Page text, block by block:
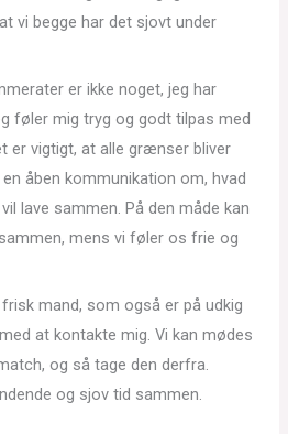
vi begge har det sjovt under
er ikke noget, jeg har
føler mig tryg og godt tilpas med
er vigtigt, at alle grænser bliver
åben kommunikation om, hvad
lave sammen. På den måde kan
mens vi føler os frie og
mand, som også er på udkig
at kontakte mig. Vi kan mødes
og så tage den derfra.
og sjov tid sammen.